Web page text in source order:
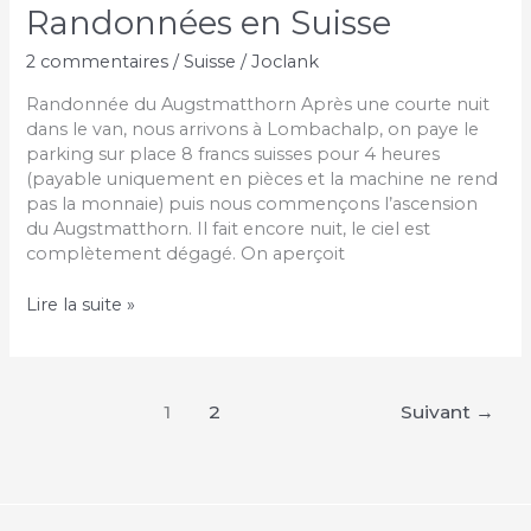
Randonnées en Suisse
2 commentaires /Suisse /Joclank
Randonnée du Augstmatthorn Après une courte nuit
dans le van, nous arrivons à Lombachalp, on paye le
parking sur place 8 francs suisses pour 4 heures
(payable uniquement en pièces et la machine ne rend
pas la monnaie) puis nous commençons l’ascension
du Augstmatthorn. Il fait encore nuit, le ciel est
complètement dégagé. On aperçoit
Randonnées
Lire la suite »
1 2 Suivant →